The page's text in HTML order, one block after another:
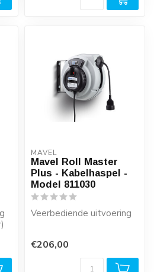
MAVEL
Mavel Roll Master
Plus - Kabelhaspel -
Model 811030
Veerbediende uitvoering
€206,00